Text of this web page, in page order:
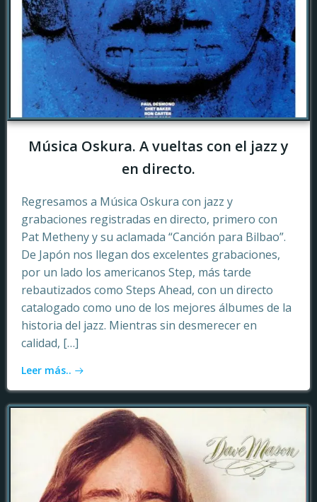
Música Oskura. A vueltas con el jazz y
en directo.
Regresamos a Música Oskura con jazz y
grabaciones registradas en directo, primero con
Pat Metheny y su aclamada “Canción para Bilbao”.
De Japón nos llegan dos excelentes grabaciones,
por un lado los americanos Step, más tarde
rebautizados como Steps Ahead, con un directo
catalogado como uno de los mejores álbumes de la
historia del jazz. Mientras sin desmerecer en
calidad, […]
Leer más..